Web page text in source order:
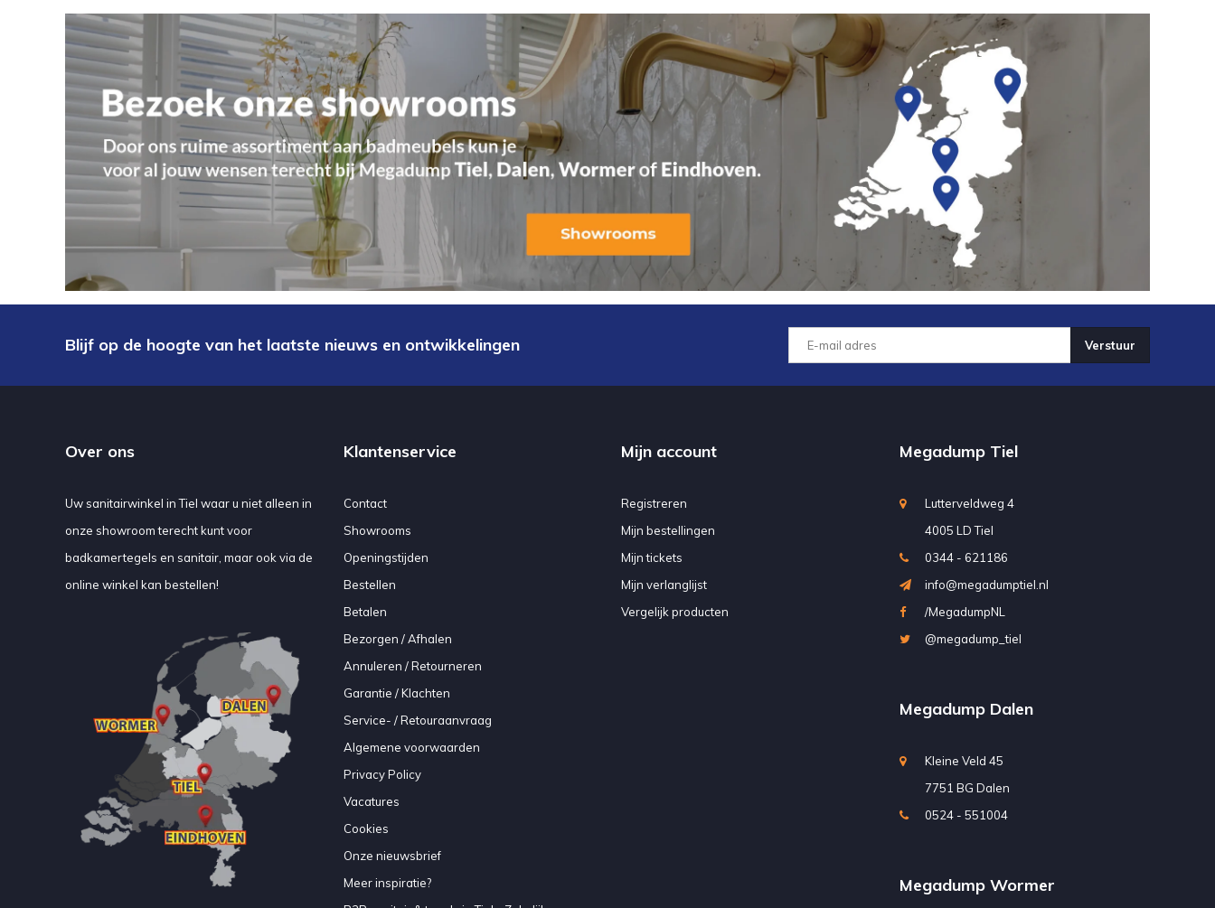
Blijf op de hoogte van het laatste nieuws en ontwikkelingen Verstuur
Over ons
Uw sanitairwinkel in Tiel waar u niet alleen in
onze showroom terecht kunt voor
badkamertegels en sanitair, maar ook via de
online winkel kan bestellen!
Klantenservice
Contact
Showrooms
Openingstijden
Bestellen
Betalen
Bezorgen / Afhalen
Annuleren / Retourneren
Garantie / Klachten
Service- / Retouraanvraag
Algemene voorwaarden
Privacy Policy
Vacatures
Cookies
Onze nieuwsbrief
Meer inspiratie?
Mijn account
Registreren
Mijn bestellingen
Mijn tickets
Mijn verlanglijst
Vergelijk producten
Megadump Tiel
Lutterveldweg 4
4005 LD Tiel
0344 - 621186
info@megadumptiel.nl
/MegadumpNL
@megadump_tiel
Megadump Dalen
Kleine Veld 45
7751 BG Dalen
0524 - 551004
Megadump Wormer